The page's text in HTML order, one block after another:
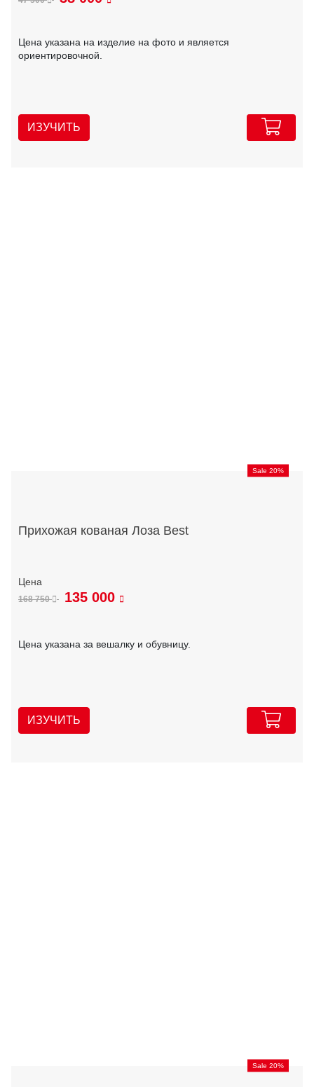
Цена указана на изделие на фото и является
ориентировочной.
ИЗУЧИТЬ
Sale 20%
Прихожая кованая Лоза Best
168 750 135 000
Цена указана за вешалку и обувницу.
ИЗУЧИТЬ
Sale 20%